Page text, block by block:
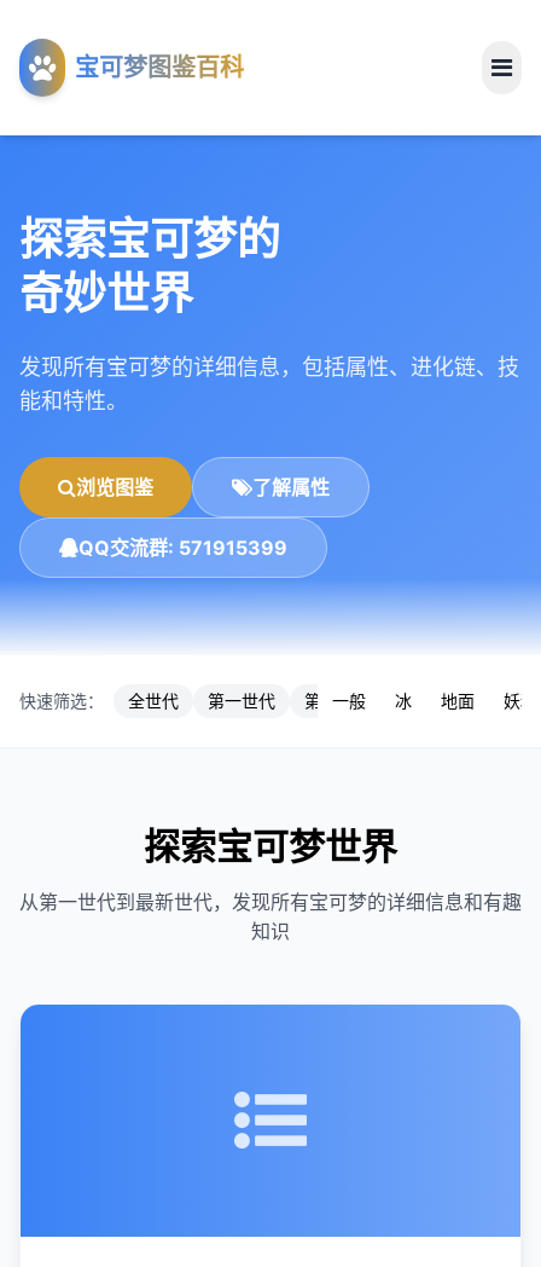
宝可梦图鉴百科
工具
关于
探索宝可梦的
奇妙世界
发现所有宝可梦的详细信息，包括属性、进化链、技
能和特性。
浏览图鉴 了解属性
QQ交流群: 571915399
快速筛选： 全世代 第一世代 第七世代 第三世代 第九
一般 冰 地面 妖精
探索宝可梦世界
从第一世代到最新世代，发现所有宝可梦的详细信息和有趣
知识